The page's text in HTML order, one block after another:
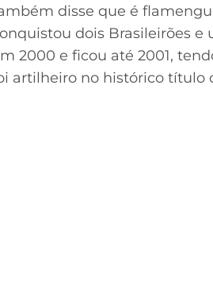
disse que é
dois Brasileirões e
2000 e ficou até 2001,
artilheiro no histórico título